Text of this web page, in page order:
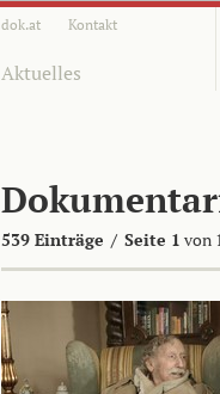
dok.at Kontakt
Aktuelles
539 Einträge / Seite 1 von